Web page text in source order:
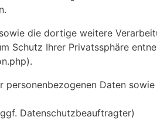
die dortige weitere
Schutz Ihrer Privatssphäre
Daten
Datenschutzbeauftragter)